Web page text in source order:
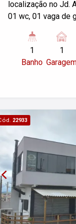
localização no Jd.
01 wc, 01 vaga de
1
Banho
1
22933